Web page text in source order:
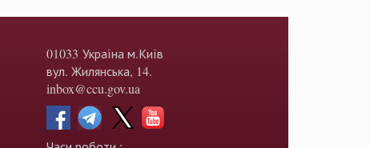
01033 Україна м.Київ
вул. Жилянська, 14.
inbox@ccu.gov.ua